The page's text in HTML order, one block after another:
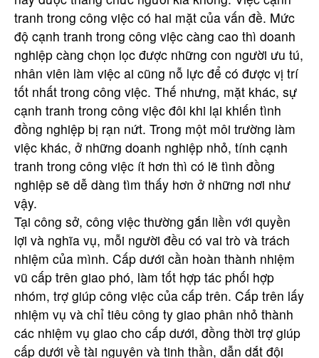
tranh trong công việc có hai mặt của vấn đề. Mức
độ cạnh tranh trong công việc càng cao thì doanh
nghiệp càng chọn lọc được những con người ưu tú,
nhân viên làm việc ai cũng nỗ lực để có được vị trí
tốt nhất trong công việc. Thế nhưng, mặt khác, sự
cạnh tranh trong công việc đôi khi lại khiến tình
đồng nghiệp bị rạn nứt. Trong một môi trường làm
việc khác, ở những doanh nghiệp nhỏ, tính cạnh
tranh trong công việc ít hơn thì có lẽ tình đồng
nghiệp sẽ dễ dàng tìm thấy hơn ở những nơi như
vậy.
Tại công sở, công việc thường gắn liền với quyền
lợi và nghĩa vụ, mỗi người đều có vai trò và trách
nhiệm của mình. Cấp dưới cần hoàn thành nhiệm
vũ cấp trên giao phó, làm tốt hợp tác phối hợp
nhóm, trợ giúp công việc của cấp trên. Cấp trên lấy
nhiệm vụ và chỉ tiêu công ty giao phân nhỏ thành
các nhiệm vụ giao cho cấp dưới, đồng thời trợ giúp
cấp dưới về tài nguyên và tinh thần, dẫn dắt đội